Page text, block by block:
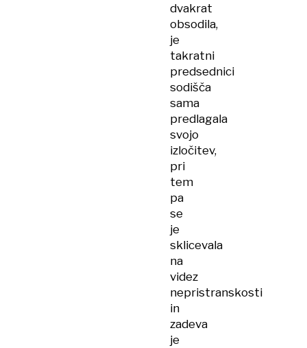
dvakrat
obsodila,
je
takratni
predsednici
sodišča
sama
predlagala
svojo
izločitev,
pri
tem
pa
se
je
sklicevala
na
videz
nepristranskosti
in
zadeva
je